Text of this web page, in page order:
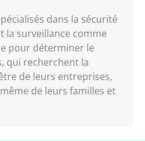
dans la sécurité
la surveillance comme
pour déterminer le
qui recherchent la
de leurs entreprises,
de leurs familles et